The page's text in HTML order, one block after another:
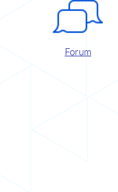
Forum